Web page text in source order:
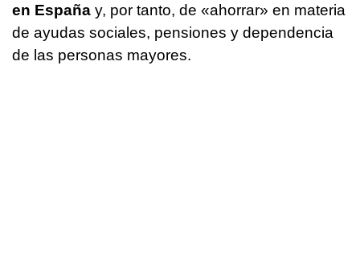
en España y, por tanto, de «ahorrar» en materia
de ayudas sociales, pensiones y dependencia
de las personas mayores.